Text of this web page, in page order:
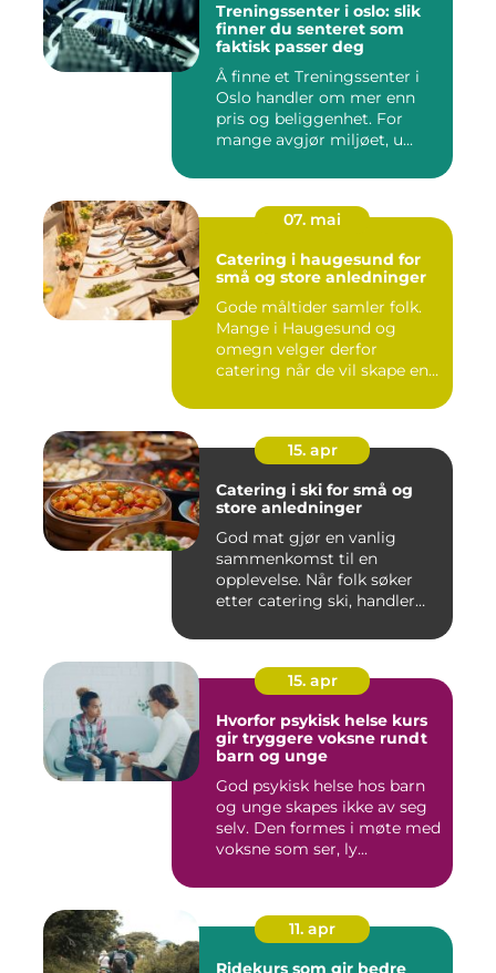
Treningssenter i oslo: slik
finner du senteret som
faktisk passer deg
Å finne et Treningssenter i
Oslo handler om mer enn
pris og beliggenhet. For
mange avgjør miljøet, u...
07. mai
Catering i haugesund for
små og store anledninger
Gode måltider samler folk.
Mange i Haugesund og
omegn velger derfor
catering når de vil skape en
15. apr
Catering i ski for små og
store anledninger
God mat gjør en vanlig
sammenkomst til en
opplevelse. Når folk søker
etter catering ski, handler
15. apr
Hvorfor psykisk helse kurs
gir tryggere voksne rundt
barn og unge
God psykisk helse hos barn
og unge skapes ikke av seg
selv. Den formes i møte med
voksne som ser, ly...
11. apr
Ridekurs som gir bedre